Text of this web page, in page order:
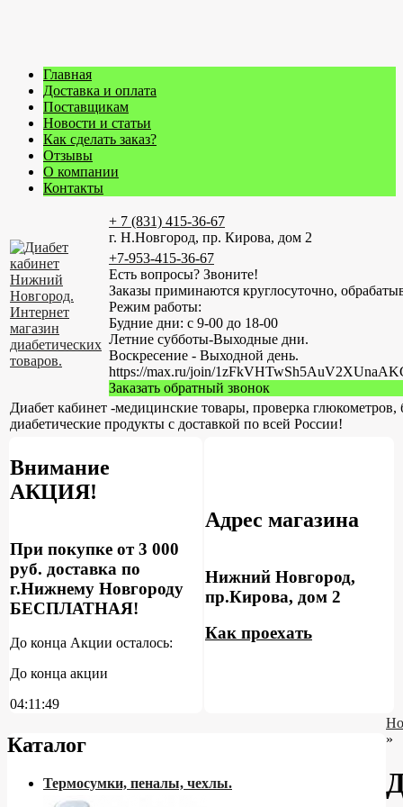
Главная
Доставка и оплата
Поставщикам
Новости и статьи
Как сделать заказ?
Отзывы
О компании
Контакты
+ 7 (831) 415-36-67
г. Н.Новгород, пр. Кирова, дом 2
+7-953-415-36-67
Есть вопросы? Звоните!
Заказы приминаются круглосуточно,
Режим работы:
Будние дни: с 9-00 до 18-00
Летние субботы-Выходные дни.
Воскресение - Выходной день.
https://max.ru/join/
Заказать обратный звонок
Диабет кабинет -медицинские товары, проверка глюкометров,
диабетические продукты с доставкой по всей России!
Внимание
АКЦИЯ!
При покупке от 3 000
руб. доставка по
г.Нижнему Новгороду
БЕСПЛАТНАЯ!
До конца Акции осталось:
До конца акции
04:11:48
Адрес магазина
Нижний Новгород,
пр.Кирова, дом 2
Как проехать
Каталог
Термосумки, пеналы, чехлы.
»